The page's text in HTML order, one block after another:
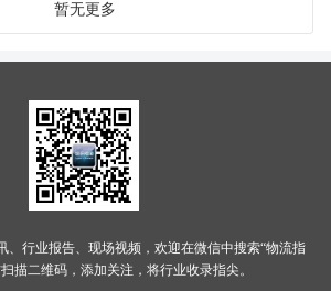
暂无更多
、行业报告、现场视频，欢迎在微信中搜索“物流指
描二维码，添加关注，将行业收录指尖。